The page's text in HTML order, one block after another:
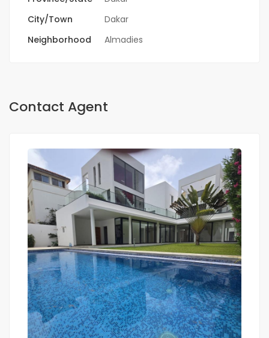
City/Town
Dakar
Neighborhood
Almadies
Contact Agent